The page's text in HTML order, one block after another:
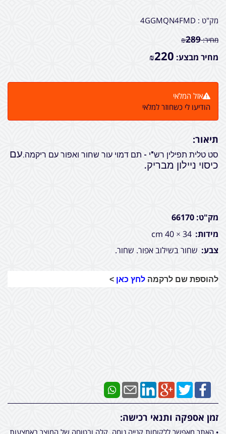
מק"ט : 4GGMQN4FMD
מחיר: ₪289
מחיר מבצע: ₪220
אזל המלאי
הודיעו לי כשחוזר למלאי
תיאור:
סט טלית תפילין רש"י - תם דמוי עור שחור ואפור עם ריקמה.עם
כיסוי ניילון מבריק.
מק"ט: 66170
מידות: 34 × 40 cm
צבע: שחור בשילוב אפור. שחור.
להוספת שם לרקמה לחץ כאן >
זמן אספקה ותנאי רכישה:
• האתר מאפשר ללקוחות קנייה נוחה, קלה ובטוחה של המוצר באמצעות